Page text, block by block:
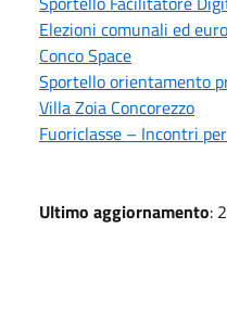
Elezioni comunali ed
Conco Space
Sportello orientamento
Villa Zoia Concorezzo
Fuoriclasse – Incontri
Ultimo aggiornamento: